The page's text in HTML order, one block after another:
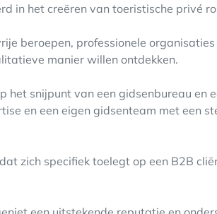
in het creëren van toeristische privé
beroepen, professionele
manier willen ontdekken.
het snijpunt van een gidsenbureau en
en een eigen gidsenteam met een
zich specifiek toelegt op een B2B